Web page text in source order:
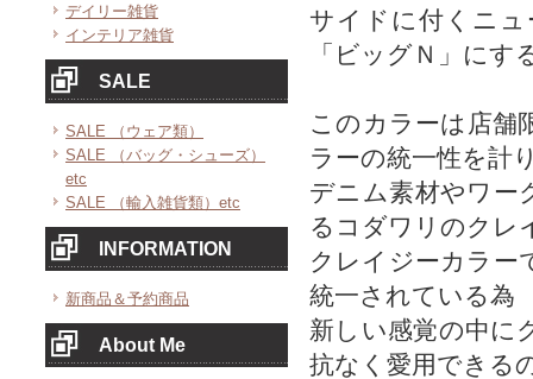
デイリー雑貨
インテリア雑貨
SALE
SALE （ウェア類）
SALE （バッグ・シューズ）
etc
SALE （輸入雑貨類）etc
INFORMATION
新商品＆予約商品
About Me
サイドに付くニ
「ビッグＮ」に
このカラーは店舗
ラーの統一性を計
デニム素材やワー
るコダワリのクレ
クレイジーカラー
統一されている為
新しい感覚の中に
抗なく愛用できる